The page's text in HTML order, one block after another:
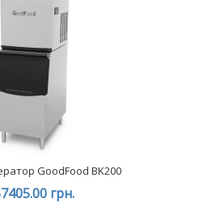
GoodFood BK200
грн.